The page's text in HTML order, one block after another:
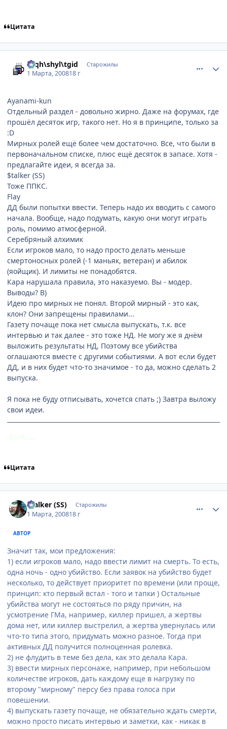
Цитата
rhqh\shyl\tgid Старожилы
1 Марта, 200818 г
Ayanami-kun
Отдельный раздел - довольно жирно. Даже на форумах, где
прошёл десяток игр, такого нет. Но я в принципе, только за
:D
Мирных ролей ещё более чем достаточно. Все, что были в
первоначальном списке, плюс ещё десяток в запасе. Хотя -
предлагайте идеи, я всегда за.
$talker (SS)
Тоже ППКС.
Flay
ДД были попытки ввести. Теперь надо их вводить с самого
начала. Вообще, надо подумать, какую они могут играть
роль, помимо атмосферной.
Серебряный алхимик
Если игроков мало, то надо просто делать меньше
смертоносных ролей (-1 маньяк, ветеран) и абилок
(яойщик). И лимиты не понадобятся.
Кара нарушала правила, это наказуемо. Вы - модер.
Выводы? B)
Идею про мирных не понял. Второй мирный - это как,
клон? Они запрещены правилами...
Газету почаще пока нет смысла выпускать, т.к. все
интервью и так далее - это тоже НД. Не могу же я днём
выложить результаты НД, Поэтому все убийства
оглашаются вместе с другими событиями. А вот если будет
ДД, и в них будет что-то значимое - то да, можно сделать 2
выпуска.
Я пока не буду отписывать, хочется спать ;) Завтра выложу
свои идеи.
,
Цитата
$talker (SS) Старожилы
1 Марта, 200818 г
АВТОР
Значит так, мои предложения:
1) если игроков мало, надо ввести лимит на смерть. То есть,
одна ночь - одно убийство. Если заявок на убийство будет
несколько, то действует приоритет по времени (или проще,
принцип: кто первый встал - того и тапки ) Остальные
убийства могут не состояться по ряду причин, на
усмотрение ГМа, например, киллер пришел, а жертвы
дома нет, или киллер выстрелил, а жертва увернулась или
что-то типа этого, придумать можно разное. Тогда при
активных ДД получится полноценная ролевка.
2) не флудить в теме без дела, как это делала Кара.
3) ввести мирных персонаже, например, при небольшом
количестве игроков, дать каждому еще в нагрузку по
второму "мирному" персу без права голоса при
повешении.
4) выпускать газету почаще, не обязательно ждать смерти,
можно просто писать интервью и заметки, как - никак в